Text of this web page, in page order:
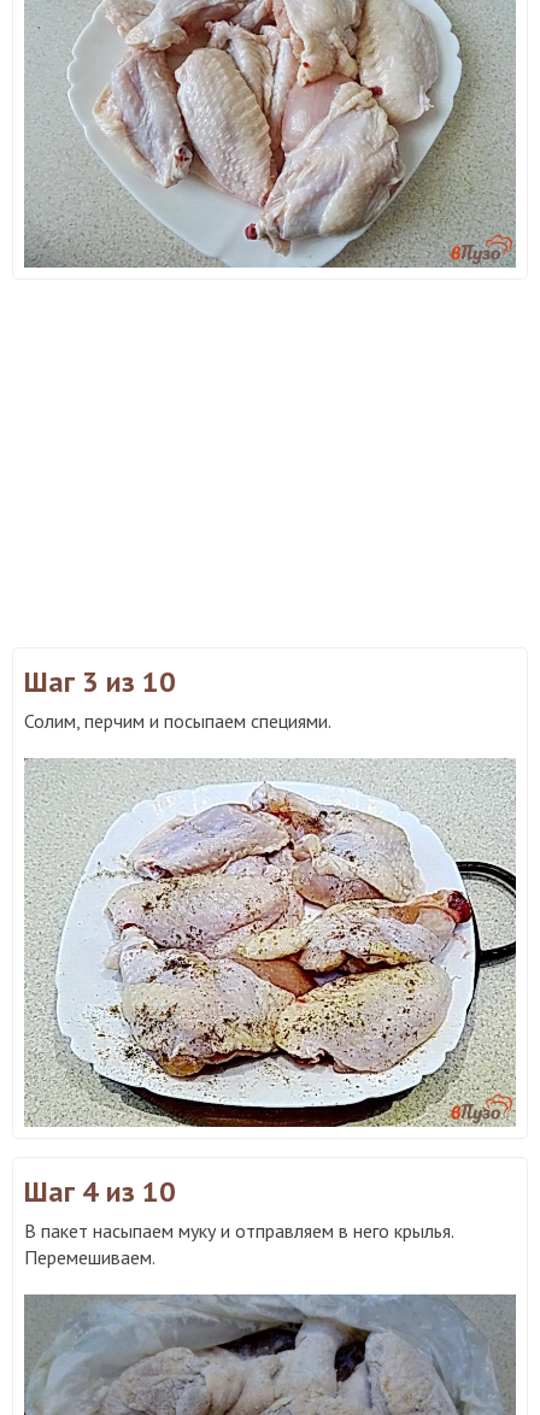
Шаг 3 из 10
Солим, перчим и посыпаем специями.
Шаг 4 из 10
В пакет насыпаем муку и отправляем в него крылья.
Перемешиваем.